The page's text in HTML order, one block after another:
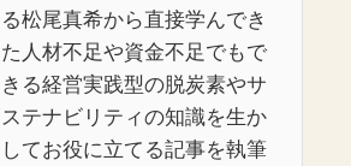
る松尾真希から直接学んでき
た人材不足や資金不足でもで
きる経営実践型の脱炭素やサ
ステナビリティの知識を生か
してお役に立てる記事を執筆